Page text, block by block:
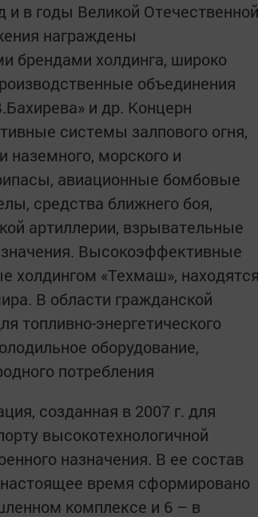
в годы Великой Отечественной
награждены
брендами холдинга, широко
объединения
и др. Концерн
системы залпового огня,
наземного, морского и
авиационные бомбовые
средства ближнего боя,
артиллерии, взрывательные
Высокоэффективные
холдингом «Техмаш»,
В области гражданской
топливно-энергетического
оборудование,
потребления
созданная в 2007 г. для
высокотехнологичной
назначения. В ее состав
настоящее время сформировано
комплексе и 6 – в